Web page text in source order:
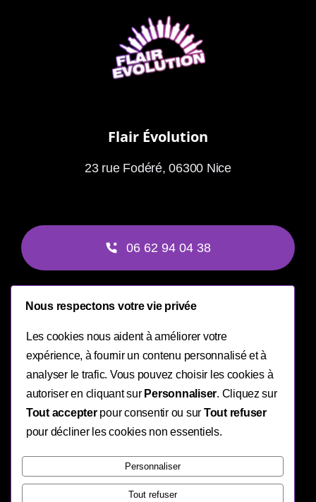
Flair Évolution
23 rue Fodéré, 06300 Nice
06 62 94 04 38
contact@flairevolution.com
© 2026 • Flair Evolution • Mentions Légales• Créé avec
Nous respectons votre vie privée
Les cookies nous aident à améliorer votre
expérience, à fournir un contenu personnalisé et à
analyser le trafic. Vous pouvez choisir les cookies à
autoriser en cliquant sur Personnaliser. Cliquez sur
Tout accepterpour consentir ou sur Tout refuser
pour décliner les cookies non essentiels.
Personnaliser
Tout refuser